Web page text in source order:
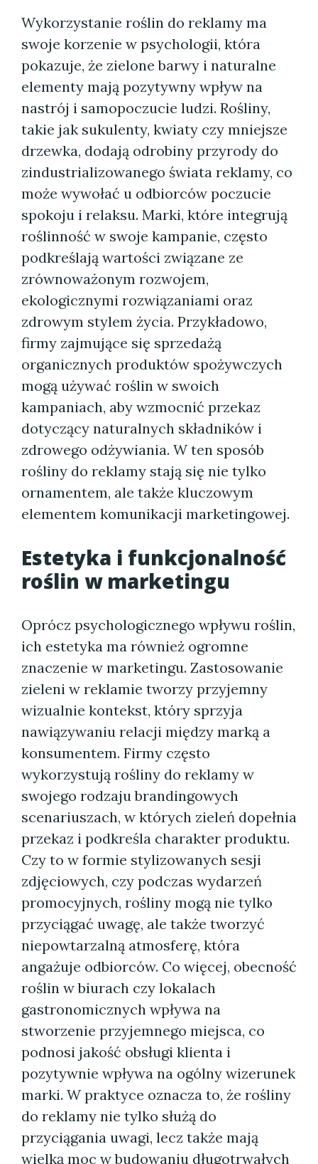
Wykorzystanie roślin do reklamy ma
swoje korzenie w psychologii, która
pokazuje, że zielone barwy i naturalne
elementy mają pozytywny wpływ na
nastrój i samopoczucie ludzi. Rośliny,
takie jak sukulenty, kwiaty czy mniejsze
drzewka, dodają odrobiny przyrody do
zindustrializowanego świata reklamy, co
może wywołać u odbiorców poczucie
spokoju i relaksu. Marki, które integrują
roślinność w swoje kampanie, często
podkreślają wartości związane ze
zrównoważonym rozwojem,
ekologicznymi rozwiązaniami oraz
zdrowym stylem życia. Przykładowo,
firmy zajmujące się sprzedażą
organicznych produktów spożywczych
mogą używać roślin w swoich
kampaniach, aby wzmocnić przekaz
dotyczący naturalnych składników i
zdrowego odżywiania. W ten sposób
rośliny do reklamy stają się nie tylko
ornamentem, ale także kluczowym
elementem komunikacji marketingowej.
Estetyka i funkcjonalność
roślin w marketingu
Oprócz psychologicznego wpływu roślin,
ich estetyka ma również ogromne
znaczenie w marketingu. Zastosowanie
zieleni w reklamie tworzy przyjemny
wizualnie kontekst, który sprzyja
nawiązywaniu relacji między marką a
konsumentem. Firmy często
wykorzystują rośliny do reklamy w
swojego rodzaju brandingowych
scenariuszach, w których zieleń dopełnia
przekaz i podkreśla charakter produktu.
Czy to w formie stylizowanych sesji
zdjęciowych, czy podczas wydarzeń
promocyjnych, rośliny mogą nie tylko
przyciągać uwagę, ale także tworzyć
niepowtarzalną atmosferę, która
angażuje odbiorców. Co więcej, obecność
roślin w biurach czy lokalach
gastronomicznych wpływa na
stworzenie przyjemnego miejsca, co
podnosi jakość obsługi klienta i
pozytywnie wpływa na ogólny wizerunek
marki. W praktyce oznacza to, że rośliny
do reklamy nie tylko służą do
przyciągania uwagi, lecz także mają
wielką moc w budowaniu długotrwałych